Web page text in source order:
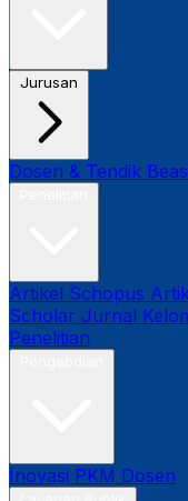
Jurusan
Dosen & Tendik
Artikel Schopus
Scholar Jurnal
Penelitian
Inovasi PKM Dosen